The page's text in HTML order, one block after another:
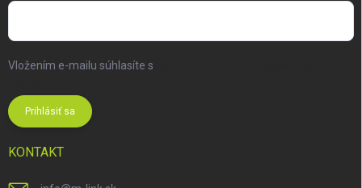
Vložením e-mailu súhlasíte s
Prihlásiť sa
KONTAKT